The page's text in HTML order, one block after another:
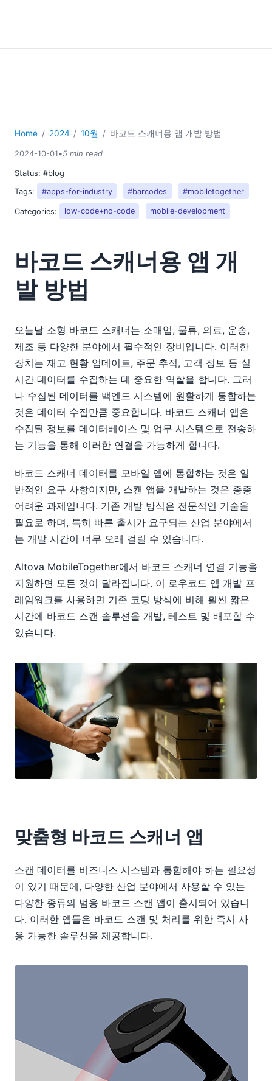
Home 2024 10월 바코드 스캐너용 앱 개발 방법
2024-10-01•5 min read
Status: #blog
Tags:
#apps-for-industry #barcodes #mobiletogether
Categories: low-code+no-code mobile-development
바코드 스캐너용 앱 개
발 방법
오늘날 소형 바코드 스캐너는 소매업, 물류, 의료, 운송,
제조 등 다양한 분야에서 필수적인 장비입니다. 이러한
장치는 재고 현황 업데이트, 주문 추적, 고객 정보 등 실
시간 데이터를 수집하는 데 중요한 역할을 합니다. 그러
나 수집된 데이터를 백엔드 시스템에 원활하게 통합하는
것은 데이터 수집만큼 중요합니다. 바코드 스캐너 앱은
수집된 정보를 데이터베이스 및 업무 시스템으로 전송하
는 기능을 통해 이러한 연결을 가능하게 합니다.
바코드 스캐너 데이터를 모바일 앱에 통합하는 것은 일
반적인 요구 사항이지만, 스캔 앱을 개발하는 것은 종종
어려운 과제입니다. 기존 개발 방식은 전문적인 기술을
필요로 하며, 특히 빠른 출시가 요구되는 산업 분야에서
는 개발 시간이 너무 오래 걸릴 수 있습니다.
Altova MobileTogether에서 바코드 스캐너 연결 기능을
지원하면 모든 것이 달라집니다. 이 로우코드 앱 개발 프
레임워크를 사용하면 기존 코딩 방식에 비해 훨씬 짧은
시간에 바코드 스캔 솔루션을 개발, 테스트 및 배포할 수
있습니다.
맞춤형 바코드 스캐너 앱
스캔 데이터를 비즈니스 시스템과 통합해야 하는 필요성
이 있기 때문에, 다양한 산업 분야에서 사용할 수 있는
다양한 종류의 범용 바코드 스캔 앱이 출시되어 있습니
다. 이러한 앱들은 바코드 스캔 및 처리를 위한 즉시 사
용 가능한 솔루션을 제공합니다.